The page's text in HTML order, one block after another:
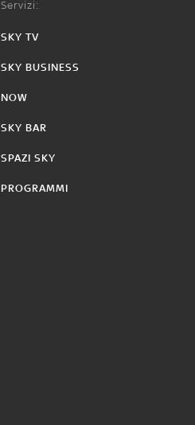
Servizi:
SKY TV
SKY BUSINESS
NOW
SKY BAR
SPAZI SKY
PROGRAMMI